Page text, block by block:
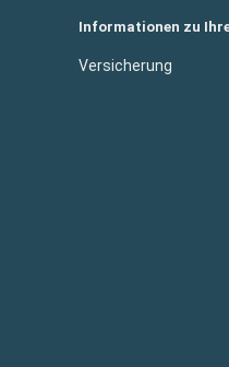
Informationen zu
Versicherung